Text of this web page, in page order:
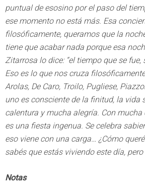
puntual de esosino por el paso del
ese momento no está más. Esa
filosóficamente, queramos que la
tiene que acabar nada porque esa
Zitarrosa lo dice: “el tiempo que se fue,
Eso es lo que nos cruza
Arolas, De Caro, Troilo, Pugliese,
uno es consciente de la finitud, la vida
calentura y mucha alegría. Con mucha
es una fiesta ingenua. Se celebra
eso viene con una carga… ¿Cómo
sabés que estás viviendo este día, pero
Notas